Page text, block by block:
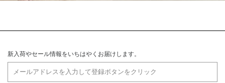
新入荷やセール情報をいちはやくお届けします。